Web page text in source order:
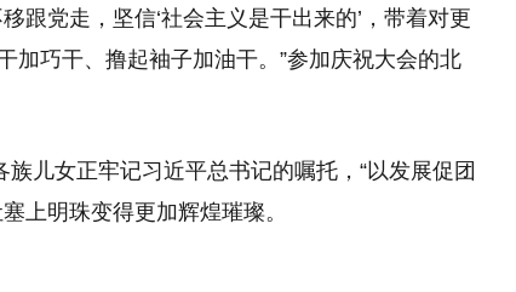
跟党走，坚信‘社会主义是干出来的’，带着对更
加巧干、撸起袖子加油干。”参加庆祝大会的北
儿女正牢记习近平总书记的嘱托，“以发展促团
上明珠变得更加辉煌璀璨。